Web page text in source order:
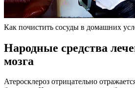
Как почистить сосуды в домашних
Народные средства
мозга
Атеросклероз отрицательно